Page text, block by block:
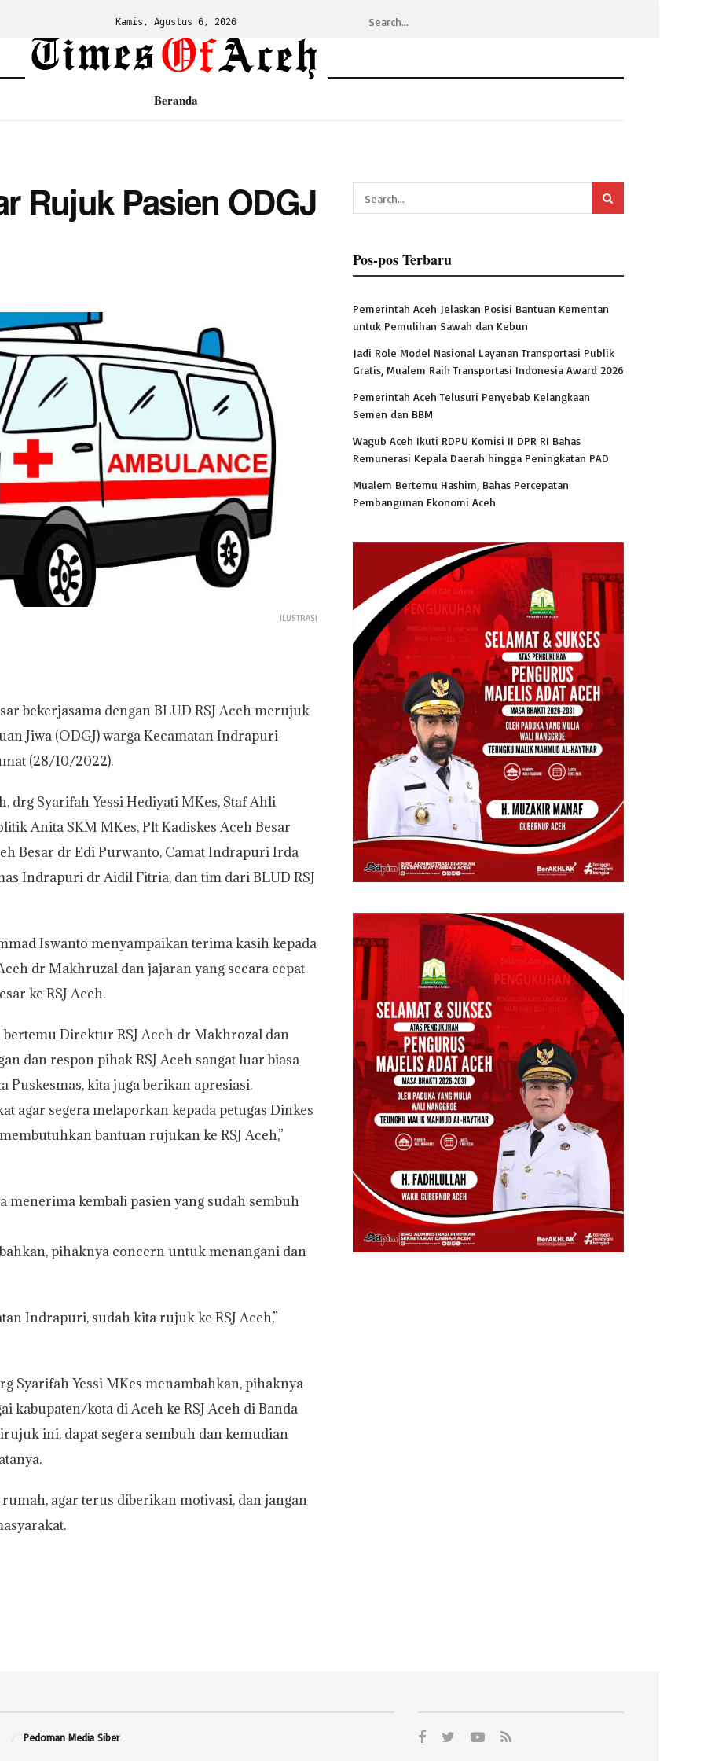
Kamis, Agustus 6, 2026
Beranda
Rujuk Pasien ODGJ
ILUSTRASI
bekerjasama dengan BLUD RSJ Aceh merujuk
Jiwa (ODGJ) warga Kecamatan Indrapuri
(28/10/2022).
drg Syarifah Yessi Hediyati MKes, Staf Ahli
Anita SKM MKes, Plt Kadiskes Aceh Besar
Besar dr Edi Purwanto, Camat Indrapuri Irda
Indrapuri dr Aidil Fitria, dan tim dari BLUD RSJ
Iswanto menyampaikan terima kasih kepada
dr Makhruzal dan jajaran yang secara cepat
ke RSJ Aceh.
Direktur RSJ Aceh dr Makhrozal dan
dan respon pihak RSJ Aceh sangat luar biasa
Puskesmas, kita juga berikan apresiasi.
agar segera melaporkan kepada petugas Dinkes
bantuan rujukan ke RSJ Aceh,”
menerima kembali pasien yang sudah sembuh
pihaknya concern untuk menangani dan
Indrapuri, sudah kita rujuk ke RSJ Aceh,”
Syarifah Yessi MKes menambahkan, pihaknya
kabupaten/kota di Aceh ke RSJ Aceh di Banda
ini, dapat segera sembuh dan kemudian
agar terus diberikan motivasi, dan jangan
Pos-pos Terbaru
Pemerintah Aceh Jelaskan Posisi Bantuan Kementan
untuk Pemulihan Sawah dan Kebun
Jadi Role Model Nasional Layanan Transportasi Publik
Gratis, Mualem Raih Transportasi Indonesia Award 2026
Pemerintah Aceh Telusuri Penyebab Kelangkaan
Semen dan BBM
Wagub Aceh Ikuti RDPU Komisi II DPR RI Bahas
Remunerasi Kepala Daerah hingga Peningkatan PAD
Mualem Bertemu Hashim, Bahas Percepatan
Pembangunan Ekonomi Aceh
Pedoman Media Siber